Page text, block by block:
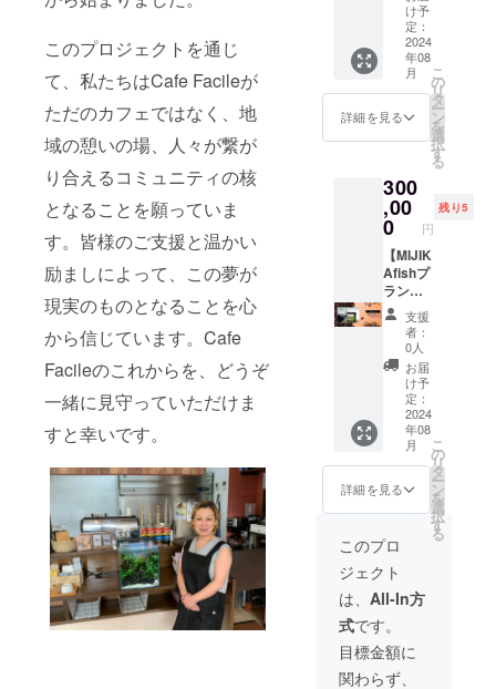
このプロジェクトを通じ
て、私たちはCafe Facileが
ただのカフェではなく、地
域の憩いの場、人々が繋が
り合えるコミュニティの核
となることを願っていま
す。皆様のご支援と温かい
励ましによって、この夢が
現実のものとなることを心
から信じています。Cafe
Facileのこれからを、どうぞ
一緒に見守っていただけま
すと幸いです。
ング終
了後、
会場な
ど詳細
情報を
にてご
案内し
様確認
をさせ
ていた
だきま
す。 ・
有効期
間：
2024年
12月31
日まで
の7か月
間
が可能
です。
・現金
への交
換はで
きませ
ん。お
つりは
でませ
スタッ
フにク
ラウド
ファン
ディン
グで支
援をし
た旨を
お声掛
けくだ
さい。
CAMPF
IREでの
ご支援
者様に
送信さ
れる
メール
画面で
ご本人
様確認
をさせ
ていた
だきま
す。 ・
有効期
間：
2024年
6月1
lが水槽
を作り
ます。
アクア
リスト
がご要
望に応
じたレ
イアウ
体の選
定、水
草の植
栽を行
いま
す。 ＊
関東圏
限定 ＊
プロ
ジェク
トオー
ナーの
交通
費・滞
在費は
支援者
の方に
別途実
費でお
支払い
いただ
きます
＊有効
期限：
2024年
12月末
まで
け予
定：
2024
年08
月
詳細を見る
こ
の
リ
タ
ー
ン
を
選
択
す
る
300
,00
0 円
残り5
【MIJIK
Afishプ
ラン
（水槽
60
㎝）】
アクア
リスト
がお店
に合っ
た水槽
を立ち
上げ、
メンテ
ナンス
しま
す。 ・
水槽立
ち上げ
・メン
テナン
ス6ヶ月
分 (月
1〜2回)
＊関東
支援
者：
0人
お届
け予
定：
2024
年08
月
詳細を見る
こ
の
リ
タ
ー
ン
を
選
択
す
る
このプロ
ジェクト
は、 All-In方
式です。
目標金額に
関わらず、